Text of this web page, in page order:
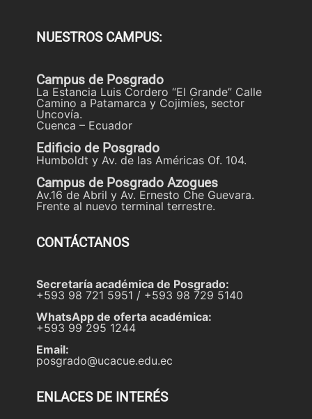
NUESTROS CAMPUS:
Campus de Posgrado
La Estancia Luis Cordero “El Grande” Calle
Camino a Patamarca y Cojimíes, sector
Uncovía.
Cuenca – Ecuador
Edificio de Posgrado
Humboldt y Av. de las Américas Of. 104.
Campus de Posgrado Azogues
Av.16 de Abril y Av. Ernesto Che Guevara.
Frente al nuevo terminal terrestre.
CONTÁCTANOS
Secretaría académica de Posgrado:
+593 98 721 5951 / +593 98 729 5140
WhatsApp de oferta académica:
+593 99 295 1244
Email:
posgrado@ucacue.edu.ec
ENLACES DE INTERÉS